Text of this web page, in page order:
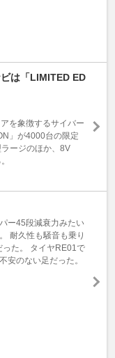
は「LIMITED ED
を象徴するサイバー
」が4000台の限定
ージのほか、8V
ー45段減衰力みたい
耐久性も騒音も乗り
た。 タイヤRE01で
安のない足だった。